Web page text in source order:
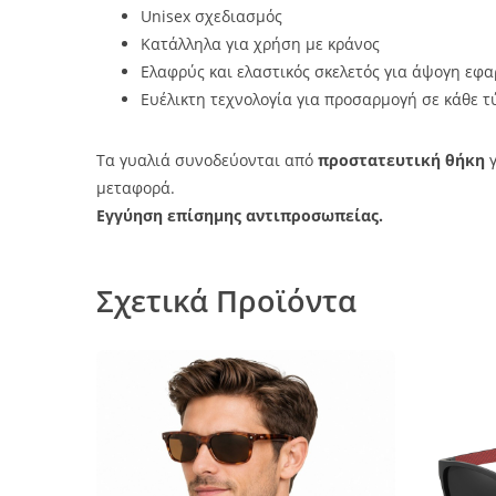
Unisex σχεδιασμός
Κατάλληλα για χρήση με κράνος
Ελαφρύς και ελαστικός σκελετός για άψογη
Ευέλικτη τεχνολογία για προσαρμογή σε κάθε
Τα γυαλιά συνοδεύονται από προστατευτική θήκη
μεταφορά.
Εγγύηση επίσημης αντιπροσωπείας.
Σχετικά Προϊόντα